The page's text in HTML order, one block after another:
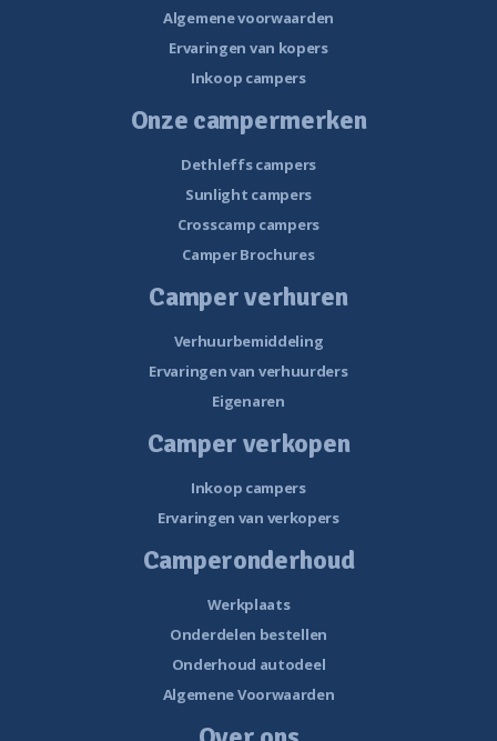
Algemene voorwaarden
Ervaringen van kopers
Inkoop campers
Onze campermerken
Dethleffs campers
Sunlight campers
Crosscamp campers
Camper Brochures
Camper verhuren
Verhuurbemiddeling
Ervaringen van verhuurders
Eigenaren
Camper verkopen
Inkoop campers
Ervaringen van verkopers
Camperonderhoud
Werkplaats
Onderdelen bestellen
Onderhoud autodeel
Algemene Voorwaarden